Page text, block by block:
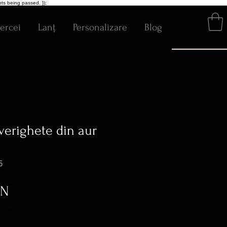
being passed. });
Lanț Personalizare Blog
din aur